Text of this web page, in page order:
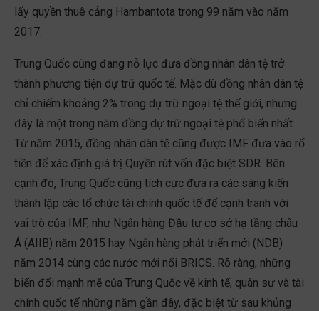
lấy quyền thuê cảng Hambantota trong 99 năm vào năm
2017.
Trung Quốc cũng đang nỗ lực đưa đồng nhân dân tệ trở
thành phương tiện dự trữ quốc tế. Mặc dù đồng nhân dân tệ
chỉ chiếm khoảng 2% trong dự trữ ngoại tệ thế giới, nhưng
đây là một trong năm đồng dự trữ ngoại tệ phổ biến nhất.
Từ năm 2015, đồng nhân dân tệ cũng được IMF đưa vào rổ
tiền để xác định giá trị Quyền rút vốn đặc biệt SDR. Bên
cạnh đó, Trung Quốc cũng tích cực đưa ra các sáng kiến
thành lập các tổ chức tài chính quốc tế để cạnh tranh với
vai trò của IMF, như Ngân hàng Đầu tư cơ sở hạ tầng châu
Á (AIIB) năm 2015 hay Ngân hàng phát triển mới (NDB)
năm 2014 cùng các nước mới nổi BRICS. Rõ ràng, những
biến đổi mạnh mẽ của Trung Quốc về kinh tế, quân sự và tài
chính quốc tế những năm gần đây, đặc biệt từ sau khủng